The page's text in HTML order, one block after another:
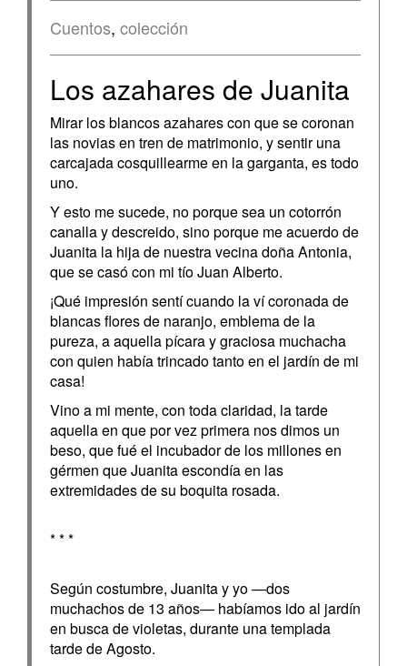
Cuentos, colección
Los azahares de Juanita
Mirar los blancos azahares con que se coronan
las novias en tren de matrimonio, y sentir una
carcajada cosquillearme en la garganta, es todo
uno.
Y esto me sucede, no porque sea un cotorrón
canalla y descreido, sino porque me acuerdo de
Juanita la hija de nuestra vecina doña Antonia,
que se casó con mi tío Juan Alberto.
¡Qué impresión sentí cuando la ví coronada de
blancas flores de naranjo, emblema de la
pureza, a aquella pícara y graciosa muchacha
con quien había trincado tanto en el jardín de mi
casa!
Vino a mi mente, con toda claridad, la tarde
aquella en que por vez primera nos dimos un
beso, que fué el incubador de los millones en
gérmen que Juanita escondía en las
extremidades de su boquita rosada.
* * *
Según costumbre, Juanita y yo —dos
muchachos de 13 años— habíamos ido al jardín
en busca de violetas, durante una templada
tarde de Agosto.